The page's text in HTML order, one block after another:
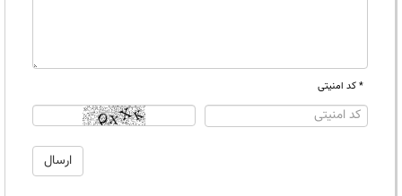
* کد امنیتی